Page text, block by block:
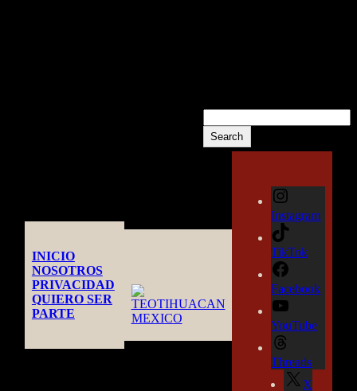
Search
INICIO
NOSOTROS
PRIVACIDAD
QUIERO SER
PARTE
Instagram
TikTok
Facebook
YouTube
Threads
X